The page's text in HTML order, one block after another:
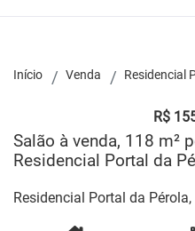
Início Venda Residencial
R$
Salão à venda, 118 m²
Residencial Portal da
Residencial Portal da